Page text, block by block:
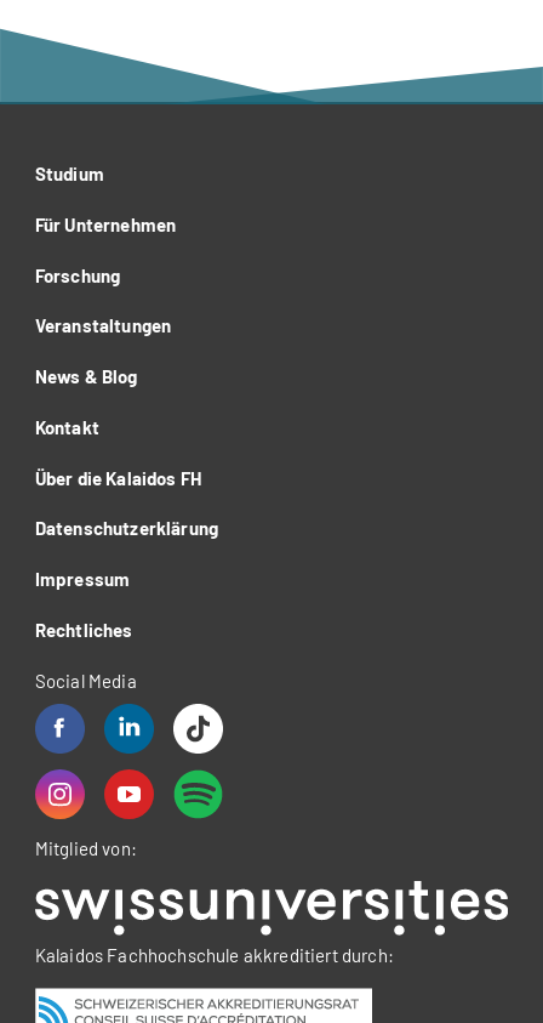
Studium
Für Unternehmen
Forschung
Veranstaltungen
News & Blog
Kontakt
Über die Kalaidos FH
Datenschutzerklärung
Impressum
Rechtliches
Social Media
Mitglied von:
Kalaidos Fachhochschule akkreditiert durch: